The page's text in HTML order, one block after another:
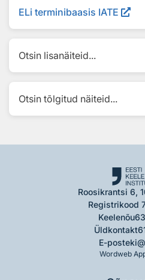
ELi terminibaasis IATE
Otsin lisanäiteid...
Otsin tõlgitud näiteid...
Roosikrantsi 6,
Registrikood
Keelenõu
Üldkontakt
E-post
Wordweb